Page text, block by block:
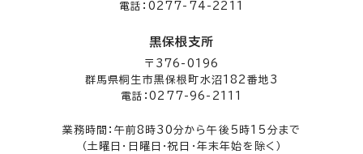
電話：0277-74-2211
黒保根支所
〒376-0196
群馬県桐生市黒保根町水沼182番地3
電話：0277-96-2111
業務時間：午前8時30分から午後5時15分まで
（土曜日・日曜日・祝日・年末年始を除く）